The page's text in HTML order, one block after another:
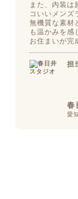
また、内装は
コいいメンズ
無機質な素材
も温かみを感
お住まいが完
担
春
愛